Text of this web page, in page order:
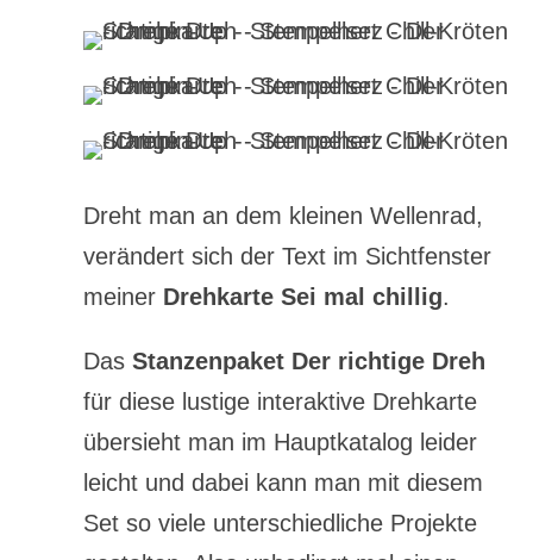
Dreht man an dem kleinen Wellenrad,
verändert sich der Text im Sichtfenster
meiner Drehkarte Sei mal chillig.
Das Stanzenpaket Der richtige Dreh
für diese lustige interaktive Drehkarte
übersieht man im Hauptkatalog leider
leicht und dabei kann man mit diesem
Set so viele unterschiedliche Projekte